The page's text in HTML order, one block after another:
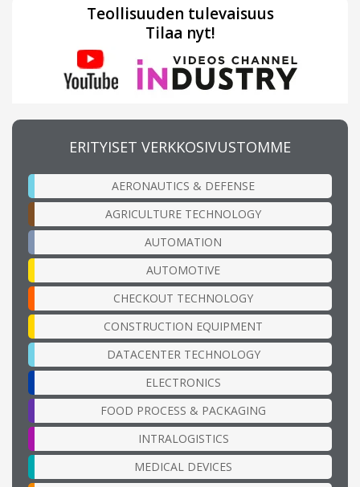
Teollisuuden tulevaisuus
Tilaa nyt!
ERITYISET VERKKOSIVUSTOMME
AERONAUTICS & DEFENSE
AGRICULTURE TECHNOLOGY
AUTOMATION
AUTOMOTIVE
CHECKOUT TECHNOLOGY
CONSTRUCTION EQUIPMENT
DATACENTER TECHNOLOGY
ELECTRONICS
FOOD PROCESS & PACKAGING
INTRALOGISTICS
MEDICAL DEVICES